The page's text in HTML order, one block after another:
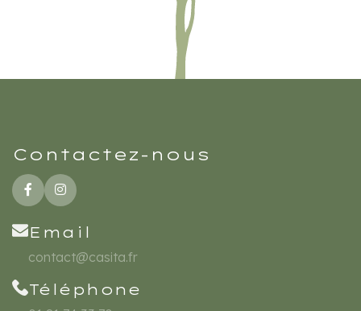
Contactez-nous
Email
contact@casita.fr
Téléphone